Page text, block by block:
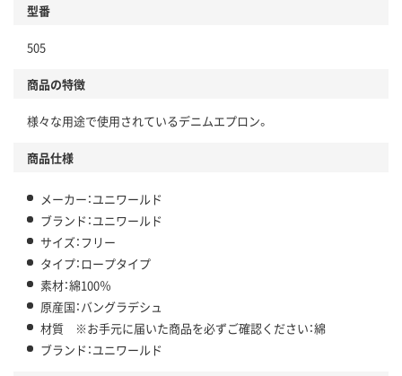
型番
505
商品の特徴
様々な用途で使用されているデニムエプロン。
商品仕様
メーカー：ユニワールド
ブランド：ユニワールド
サイズ：フリー
タイプ：ロープタイプ
素材：綿100％
原産国：バングラデシュ
材質 ※お手元に届いた商品を必ずご確認ください：綿
ブランド：ユニワールド